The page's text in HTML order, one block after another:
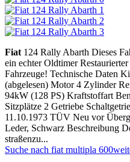
Fiat 124 Rally Abarth Dieses
ein echter Oldtimer
Fahrzeuge! Technische Daten
(abgelesen) Motor 4 Zylinder
94kW (128 PS) Kraftstoffart
Sitzplätze 2 Getriebe
11.10.1973 TÜV Neu vor
Leder, Schwarz Beschreibung
straßenzu...
Suche nach fiat multipla 600